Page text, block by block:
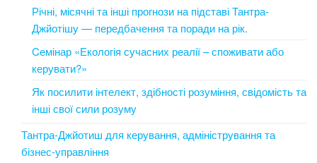
Річні, місячні та інші прогнози на підставі Тантра-
Джйотішу — передбачення та поради на рік.
Cемінар «Екологія сучасних реалії – споживати або
керувати?»
Як посилити інтелект, здібності розуміння, свідомість та
інші свої сили розуму
Тантра-Джйотиш для керування, адміністрування та
бізнес-управління